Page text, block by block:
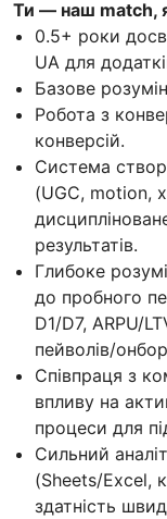
Ти — наш match,
0.5+ роки
UA для
Базове
Робота з
конверсій.
Система
(UGC, motion,
результатів.
Глибоке
до пробного
D1/D7, ARPU/
пейволів/
Співпраця з
впливу на
процеси для
Сильний
(Sheets/Excel,
здатність